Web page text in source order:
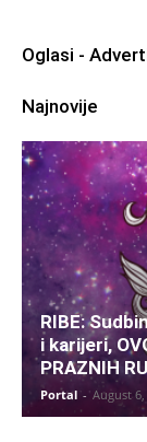
Oglasi -
Najnovije
RIBE:
i karijeri,
PRAZNIH
Portal - August 6,